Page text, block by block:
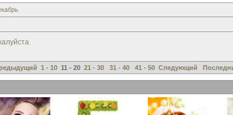
1 - 1011 - 20 21 - 30 31 - 40 41 - 50 Следующий